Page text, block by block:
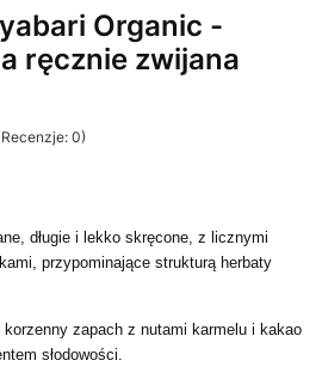
Organic -
ręcznie zwijana
0)
długie i lekko skręcone, z licznymi
przypominające strukturą herbaty
korzenny zapach z nutami karmelu i kakao
słodowości.